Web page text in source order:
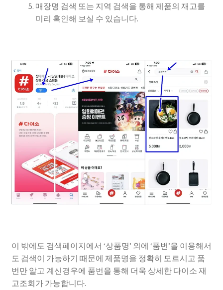
매장명 검색 또는 지역 검색을 통해 제품의 재고를
미리 혹인해 보실 수 있습니다.
이 밖에도 검색페이지에서 ‘상품명’ 외에 ‘품번’을 이용해서
도 검색이 가능하기 때문에 제품명을 정확히 모르시고 품
번만 알고 계신경우에 품번을 통해 더욱 상세한 다이소 재
고조회가 가능합니다.